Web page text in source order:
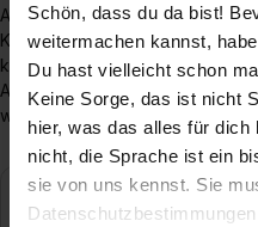
Schön, dass du da bist!
weitermachen kannst,
Du hast vielleicht schon
Keine Sorge, das ist nicht
hier, was das alles für dich
nicht, die Sprache ist ein
sie von uns kennst. Sie
Außerdem ist es wichtig, dass
Krankheiten schützt, die
können. Das sind alles Gründe,
Arbeitsplatz besondere
werden müssen.
Diese Arbeiten